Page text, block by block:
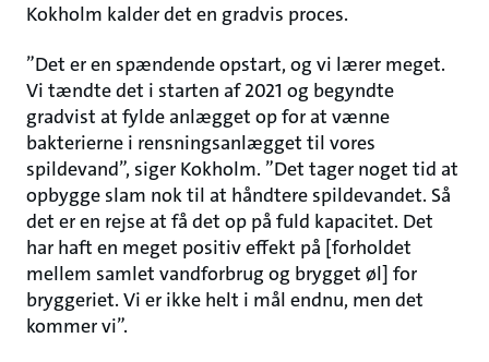
Kokholm kalder det en gradvis proces.
”Det er en spændende opstart, og vi lærer meget.
Vi tændte det i starten af 2021 og begyndte
gradvist at fylde anlægget op for at vænne
bakterierne i rensningsanlægget til vores
spildevand”, siger Kokholm. ”Det tager noget tid at
opbygge slam nok til at håndtere spildevandet. Så
det er en rejse at få det op på fuld kapacitet. Det
har haft en meget positiv effekt på [forholdet
mellem samlet vandforbrug og brygget øl] for
bryggeriet. Vi er ikke helt i mål endnu, men det
kommer vi”.